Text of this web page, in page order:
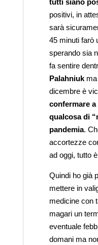
tutti siano
positivi, in
sarà
45 minuti farò
sperando sia
fa sentire
Palahniukma
dicembre è
confermare a
qualcosa di
pandemia.
accortezze
ad oggi, tutto
Quindi ho già
mettere in
medicine con
magari un
eventuale
domani ma